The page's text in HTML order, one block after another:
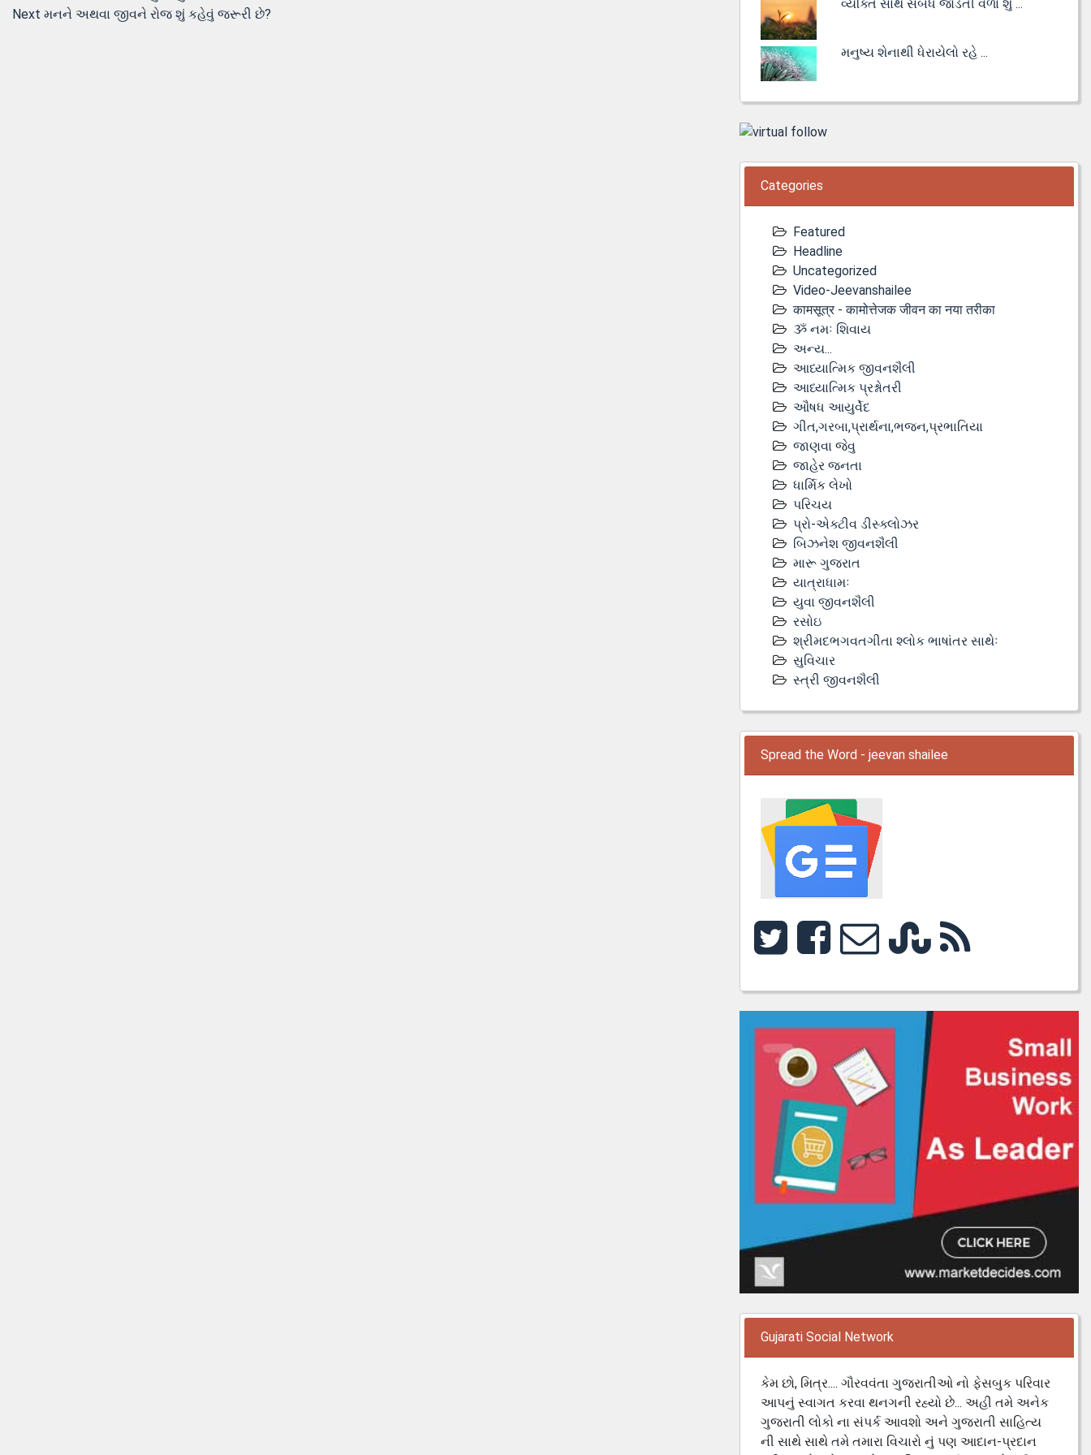
navigation
post:
Next Next
મનને અથવા જીવને રોજ શું કહેવું જરૂરી છે?
વ્યક્તિ સાથે સંબંધ જોડતી વેળા શું ...
મનુષ્ય શેનાથી ધેરાયેલો રહે ...
Categories
Featured
Headline
Uncategorized
Video-Jeevanshailee
कामसूत्र - कामोत्तेजक जीवन का नया तरीका
ૐ નમઃ શિવાય
અન્ય...
આધ્યાત્મિક જીવનશૈલી
આધ્યાત્મિક પ્રશ્નોતરી
ઔષધ આયુર્વેદ
ગીત,ગરબા,પ્રાર્થના,ભજન,પ્રભાતિયા
જાણવા જેવુ
જાહેર જનતા
ધાર્મિક લેખો
પરિચય
પ્રો-એક્ટીવ ડીસ્‍ક્લોઝર
બિઝનેશ જીવનશૈલી
મારૂ ગુજરાત
યાત્રાધામઃ
યુવા જીવનશૈલી
રસોઇ
શ્રીમદભગવતગીતા શ્લોક ભાષાંતર સાથેઃ
સુવિચાર
સ્ત્રી જીવનશૈલી
Spread the Word - jeevan shailee
Gujarati Social Network
કેમ છો, મિત્ર.... ગૌરવવંતા ગુજરાતીઓ નો ફેસબુક પરિવાર
આપનું સ્વાગત કરવા થનગની રહ્યો છે... અહી તમે અનેક
ગુજરાતી લોકો ના સંપર્ક આવશો અને ગુજરાતી સાહિત્ય
ની સાથે સાથે તમે તમારા વિચારો નું પણ આદાન-પ્રદાન